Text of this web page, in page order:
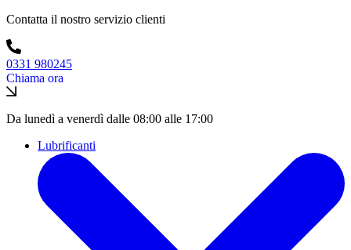
Contatta il nostro servizio clienti
0331 980245
Chiama ora
Da lunedì a venerdì dalle 08:00 alle 17:00
Lubrificanti